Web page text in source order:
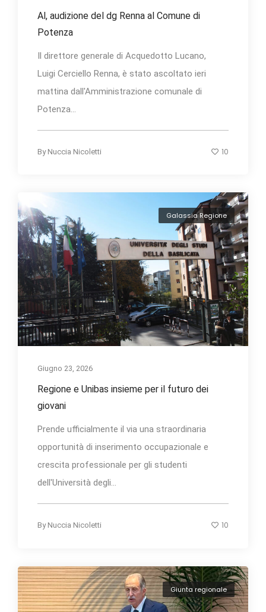
Al, audizione del dg Renna al Comune di
Potenza
Il direttore generale di Acquedotto Lucano,
Luigi Cerciello Renna, è stato ascoltato ieri
mattina dall'Amministrazione comunale di
Potenza...
By Nuccia Nicoletti 10
Galassia Regione
Giugno 23, 2026
Regione e Unibas insieme per il futuro dei
giovani
Prende ufficialmente il via una straordinaria
opportunità di inserimento occupazionale e
crescita professionale per gli studenti
dell'Università degli...
By Nuccia Nicoletti 10
Giunta regionale